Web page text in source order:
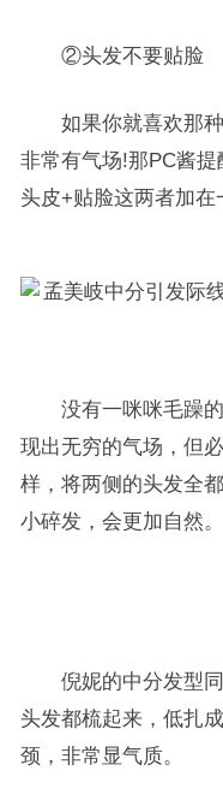
②头发不要贴脸
如果你就喜欢那种
非常有气场!那PC酱
头皮+贴脸这两者加在
没有一咪咪毛躁的
现出无穷的气场，但
样，将两侧的头发全
小碎发，会更加自然。
倪妮的中分发型同
头发都梳起来，低扎
颈，非常显气质。